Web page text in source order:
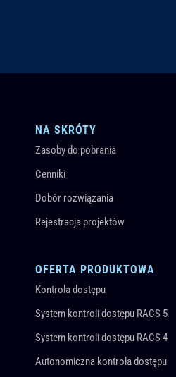
NA SKRÓTY
Zasoby do pobrania
Cenniki
Dobór rozwiązania
Rejestracja projektów
OFERTA PRODUKTOWA
Kontrola dostępu
System kontroli dostępu RACS 5
System kontroli dostępu RACS 4
Autonomiczna kontrola dostępu